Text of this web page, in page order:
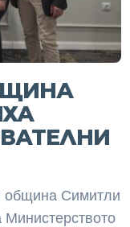
община Симитли